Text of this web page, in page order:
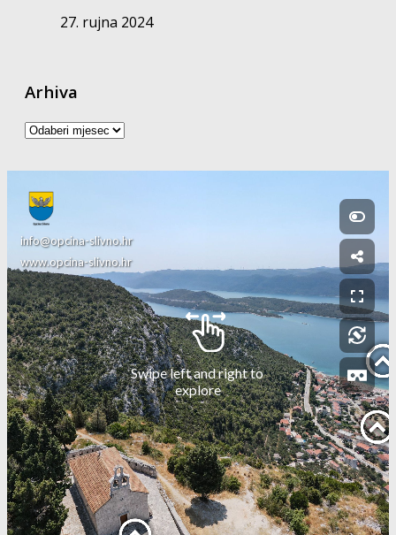
27. rujna 2024
Arhiva
Arhiva